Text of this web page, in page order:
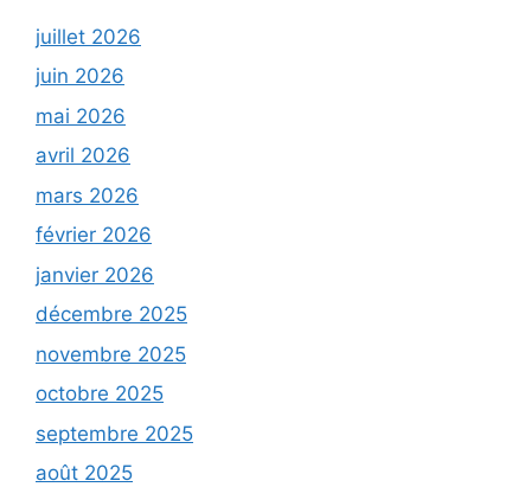
juillet 2026
juin 2026
mai 2026
avril 2026
mars 2026
février 2026
janvier 2026
décembre 2025
novembre 2025
octobre 2025
septembre 2025
août 2025